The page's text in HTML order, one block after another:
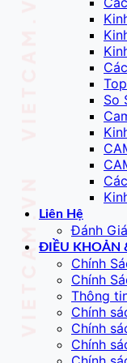
So
Liên Hệ
Đánh Giá
ĐIỀU KHOẢN
Chính
Chính
Thông
Chính
Chính
Chính